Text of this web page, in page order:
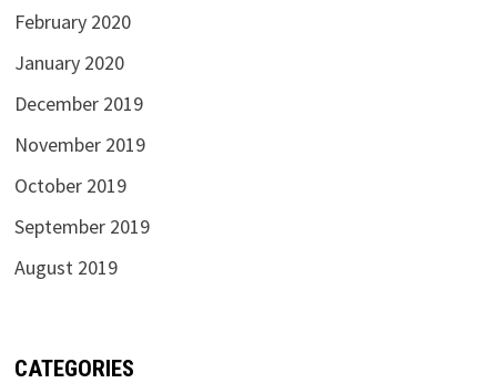
February 2020
January 2020
December 2019
November 2019
October 2019
September 2019
August 2019
CATEGORIES